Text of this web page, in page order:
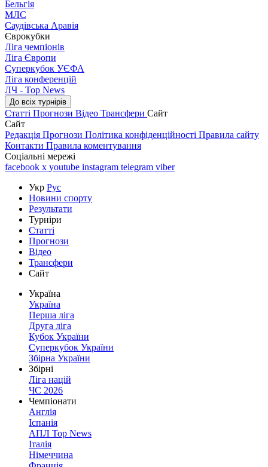
Бельгія
МЛС
Саудівська Аравія
Єврокубки
Ліга чемпіонів
Ліга Європи
Суперкубок УЄФА
Ліга конференцій
ЛЧ - Top News
До всіх турнірів
Статті Прогнози Відео Трансфери Сайт
Сайт
Редакція Прогнози Політика конфіденційності Правила сайту
Контакти Правила коментування
Соціальні мережі
facebook x youtube instagram telegram viber
Укр Рус
Новини спорту
Результати
Турніри
Статті
Прогнози
Відео
Трансфери
Сайт
Україна
Україна
Перша ліга
Друга ліга
Кубок України
Суперкубок України
Збірна України
Збірні
Ліга націй
ЧС 2026
Чемпіонати
Англія
Іспанія
АПЛ Top News
Італія
Німеччина